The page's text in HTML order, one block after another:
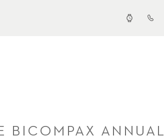
BICOMPAX ANNUAL